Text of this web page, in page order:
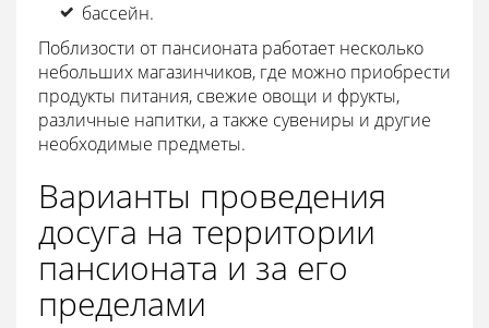
бассейн.
Поблизости от пансионата работает несколько
небольших магазинчиков, где можно приобрести
продукты питания, свежие овощи и фрукты,
различные напитки, а также сувениры и другие
необходимые предметы.
Варианты проведения
досуга на территории
пансионата и за его
пределами